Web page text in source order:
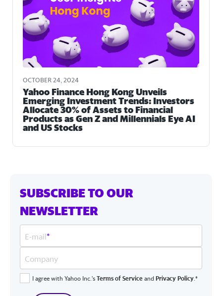
OCTOBER 24, 2024
Yahoo Finance Hong Kong Unveils
Emerging Investment Trends: Investors
Allocate 30% of Assets to Financial
Products as Gen Z and Millennials Eye AI
and US Stocks
SUBSCRIBE TO OUR
NEWSLETTER
E-mail*
Company
I agree with Yahoo Inc.'s Terms of Service and Privacy Policy.*